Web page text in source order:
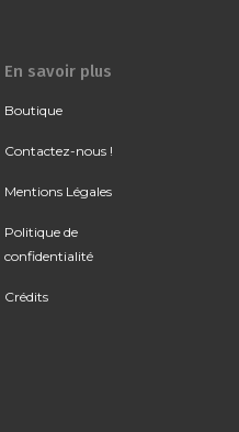
En savoir plus
Boutique
Contactez-nous !
Mentions Légales
Politique de
confidentialité
Crédits